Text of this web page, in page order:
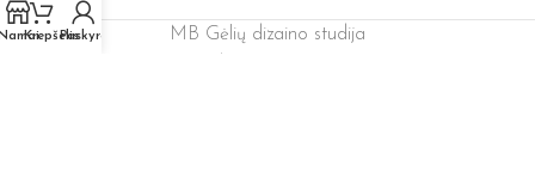
MB Gėlių dizaino studija
KrepšelisPaskyra